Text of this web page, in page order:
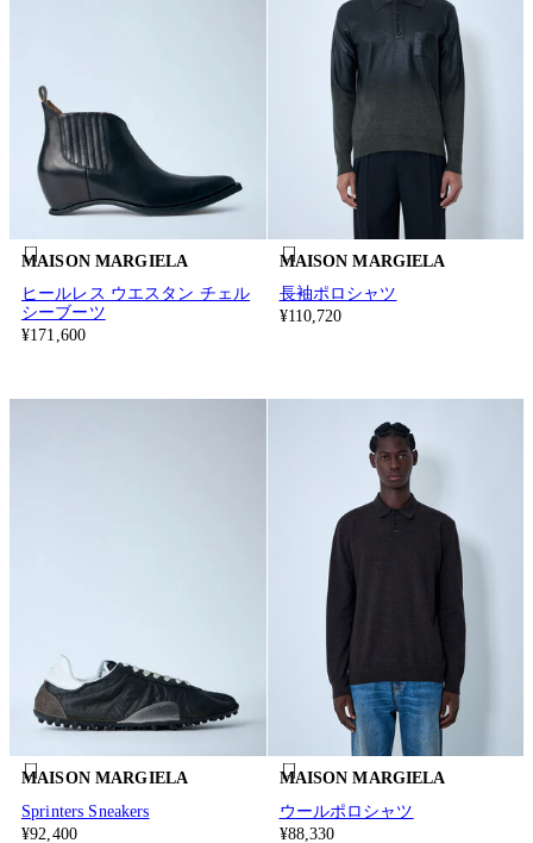
MAISON MARGIELA
ヒールレス ウエスタン チェル
シーブーツ
¥171,600
MAISON MARGIELA
長袖ポロシャツ
¥110,720
MAISON MARGIELA
Sprinters Sneakers
¥92,400
MAISON MARGIELA
ウールポロシャツ
¥88,330